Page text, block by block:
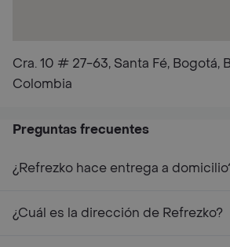
Cra. 10 # 27-63, Santa Fé, Bogotá,
Colombia
Preguntas frecuentes
¿Refrezko hace entrega a
¿Cuál es la dirección de Refrezko?